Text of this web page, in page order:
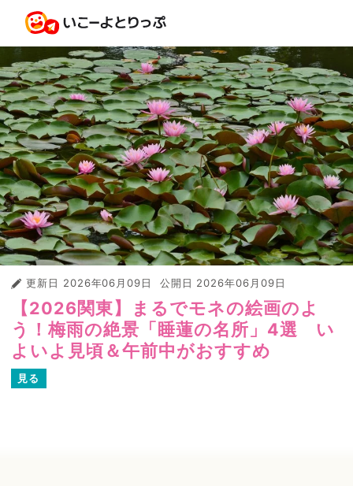
更新日 2026年06月09日 公開日 2026年06月09日
【2026関東】まるでモネの絵画のよ
う！梅雨の絶景「睡蓮の名所」4選 い
よいよ見頃＆午前中がおすすめ
見る